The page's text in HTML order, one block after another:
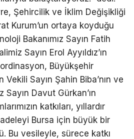
Şehircilik ve İklim Değişikliği
Kurum’un ortaya koyduğu
Bakanımız Sayın Fatih
Sayın Erol Ayyıldız’ın
Büyükşehir
Sayın Şahin Biba’nın ve
Sayın Davut Gürkan’ın
katkıları, yıllardır
Bursa için büyük bir
Bu vesileyle, sürece katkı